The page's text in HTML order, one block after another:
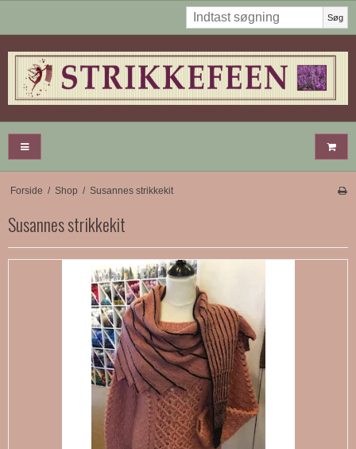
Søg
Forside / Shop / Susannes strikkekit
Susannes strikkekit